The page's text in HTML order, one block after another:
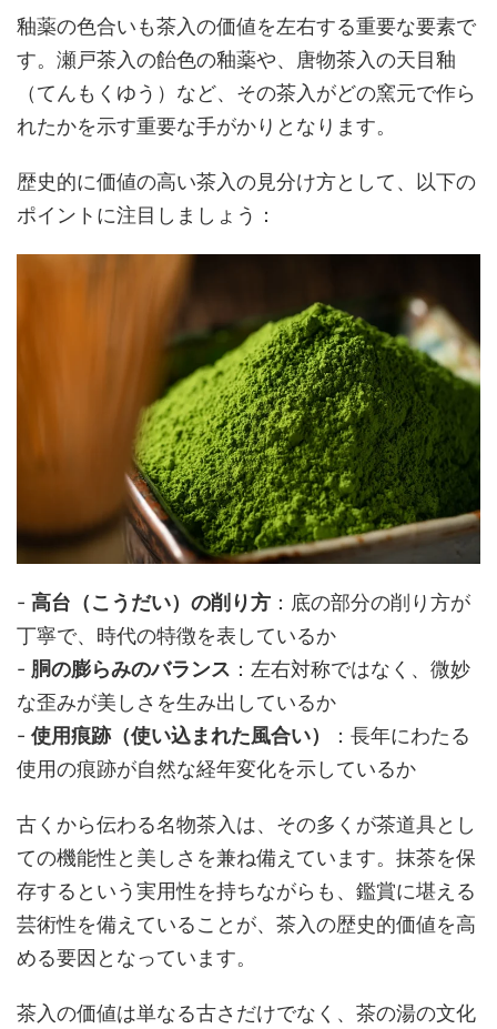
釉薬の色合いも茶入の価値を左右する重要な要素で
す。瀬戸茶入の飴色の釉薬や、唐物茶入の天目釉
（てんもくゆう）など、その茶入がどの窯元で作ら
れたかを示す重要な手がかりとなります。
歴史的に価値の高い茶入の見分け方として、以下の
ポイントに注目しましょう：
- 高台（こうだい）の削り方 ：底の部分の削り方が
丁寧で、時代の特徴を表しているか
- 胴の膨らみのバランス ：左右対称ではなく、微妙
な歪みが美しさを生み出しているか
- 使用痕跡（使い込まれた風合い）
：長年にわたる
使用の痕跡が自然な経年変化を示しているか
古くから伝わる名物茶入は、その多くが茶道具とし
ての機能性と美しさを兼ね備えています。抹茶を保
存するという実用性を持ちながらも、鑑賞に堪える
芸術性を備えていることが、茶入の歴史的価値を高
める要因となっています。
茶入の価値は単なる古さだけでなく、茶の湯の文化